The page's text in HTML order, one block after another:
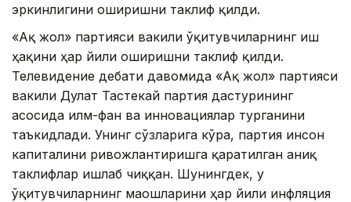
эркинлигини оширишни таклиф қилди.
«Ақ жол» партияси вакили ўқитувчиларнинг иш
ҳақини ҳар йили оширишни таклиф қилди.
Телевидение дебати давомида «Ақ жол» партияси
вакили Дулат Тастекай партия дастурининг
асосида илм-фан ва инновациялар турганини
таъкидлади. Унинг сўзларига кўра, партия инсон
капиталини ривожлантиришга қаратилган аниқ
таклифлар ишлаб чиққан. Шунингдек, у
ўқитувчиларнинг маошларини ҳар йили инфляция